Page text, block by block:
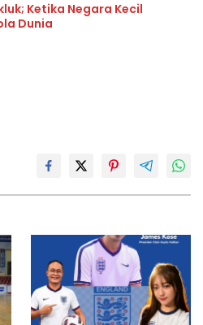
Ketika Negara Kecil
Dunia